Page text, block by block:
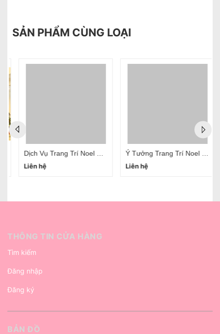
SẢN PHẨM CÙNG LOẠI
Dịch Vụ Trang Trí Noel Tại Hà Nội Chuyên Nghiệp Uy Tín
Liên hệ
Ý Tưởng Trang Trí Noel Trường Mầm Non
Liên hệ
THÔNG TIN CỬA HÀNG
Tìm kiếm
Đăng nhập
Đăng ký
BẢN ĐỒ